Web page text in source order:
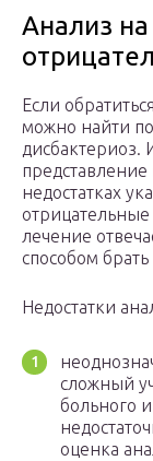
Анализ
Если
можно найти
дисбактериоз.
представление
недостатках
лечение
способом
Недостатки
сложный
больного
оценка